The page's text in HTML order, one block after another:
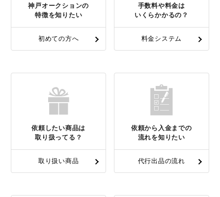
神戸オークションの
特徴を知りたい
初めての方へ
手数料や料金は
いくらかかるの？
料金システム
依頼したい商品は
取り扱ってる？
取り扱い商品
依頼から入金までの
流れを知りたい
代行出品の流れ